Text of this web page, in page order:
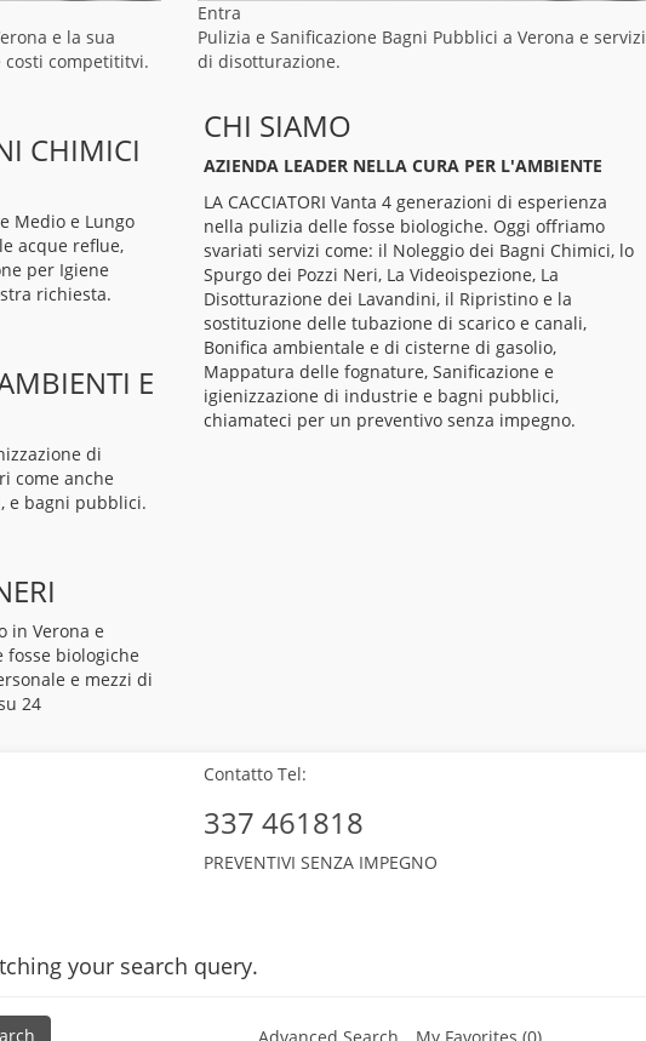
e la sua
costi competititvi.
Entra
Pulizia e Sanificazione Bagni Pubblici a Verona e servizi
di disotturazione.
CHIMICI
Medio e Lungo
acque reflue,
per Igiene
richiesta.
E
di
come anche
e bagni pubblici.
in Verona e
biologiche
e mezzi di
24
CHI SIAMO
AZIENDA LEADER NELLA CURA PER L'AMBIENTE
LA CACCIATORI Vanta 4 generazioni di esperienza
nella pulizia delle fosse biologiche. Oggi offriamo
svariati servizi come: il Noleggio dei Bagni Chimici, lo
Spurgo dei Pozzi Neri, La Videoispezione, La
Disotturazione dei Lavandini, il Ripristino e la
sostituzione delle tubazione di scarico e canali,
Bonifica ambientale e di cisterne di gasolio,
Mappatura delle fognature, Sanificazione e
igienizzazione di industrie e bagni pubblici,
chiamateci per un preventivo senza impegno.
Contatto Tel:
337 461818
PREVENTIVI SENZA IMPEGNO
your search query.